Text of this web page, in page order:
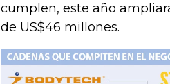
cumplen, este año
de US$46 millones.